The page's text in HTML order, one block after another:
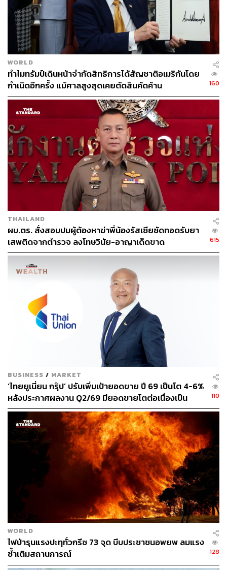
TAGS: Russia ผู้ป่วย Europe Ukraine
Romania
เชื้อไวรัสโคโรนา
ยอดผู้เสียชีวิต COVID-19
42
ABOUT THE AUTHOR
วิโรจน์ เลิศจิตต์ธรรม
Senior Content Creator กองข่าวต่างประเทศ
THE STANDARD
WORLD
ทำไมทรัมป์เดินหน้าจำกัดสิทธิการได้สัญชาติอเมริกันโดย
กำเนิดอีกครั้ง แม้ศาลสูงสุดเคยตัดสินคัดค้าน
160
THAILAND
ผบ.ตร. สั่งสอบปมผู้ต้องหาฆ่าพี่น้องรัสเซียซัดทอดรับยา
เสพติดจากตำรวจ ลงโทษวินัย-อาญาเด็ดขาด
615
BUSINESS / MARKET
‘ไทยยูเนี่ยน กรุ๊ป’ ปรับเพิ่มเป้ายอดขาย ปี 69 เป็นโต 4-6%
หลังประกาศผลงาน Q2/69 มียอดขายโตต่อเนื่องเป็น
ไตรมาสที่ 4 แต่ลดงบลงทุนปีนี้ลงมาที่ 5,000-5,500
ล้านบาท
110
WORLD
ไฟป่ารุนแรงปะทุทั่วกรีซ 73 จุด บีบประชาชนอพยพ ลมแรง
ซ้ำเติมสถานการณ์
128